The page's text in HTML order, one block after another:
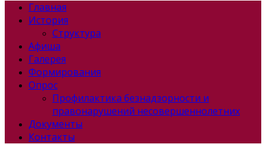
Главная
История
Структура
Афиша
Галерея
Формирования
Опрос
Профилактика безнадзорности и
правонарушений несовершеннолетних
Документы
Контакты